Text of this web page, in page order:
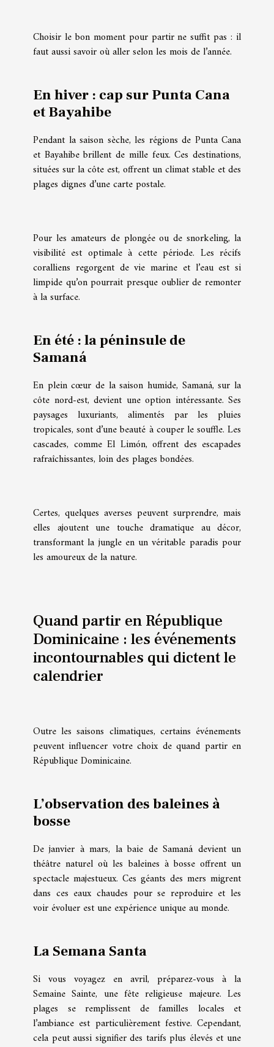
Choisir le bon moment pour partir ne suffit pas : il
faut aussi savoir où aller selon les mois de l’année.
En hiver : cap sur Punta Cana
et Bayahibe
Pendant la saison sèche, les régions de Punta Cana
et Bayahibe brillent de mille feux. Ces destinations,
situées sur la côte est, offrent un climat stable et des
plages dignes d’une carte postale.
Pour les amateurs de plongée ou de snorkeling, la
visibilité est optimale à cette période. Les récifs
coralliens regorgent de vie marine et l’eau est si
limpide qu’on pourrait presque oublier de remonter
à la surface.
En été : la péninsule de
Samaná
En plein cœur de la saison humide, Samaná, sur la
côte nord-est, devient une option intéressante. Ses
paysages luxuriants, alimentés par les pluies
tropicales, sont d’une beauté à couper le souffle. Les
cascades, comme El Limón, offrent des escapades
rafraîchissantes, loin des plages bondées.
Certes, quelques averses peuvent surprendre, mais
elles ajoutent une touche dramatique au décor,
transformant la jungle en un véritable paradis pour
les amoureux de la nature.
Quand partir en République
Dominicaine : les événements
incontournables qui dictent le
calendrier
Outre les saisons climatiques, certains événements
peuvent influencer votre choix de quand partir en
République Dominicaine.
L’observation des baleines à
bosse
De janvier à mars, la baie de Samaná devient un
théâtre naturel où les baleines à bosse offrent un
spectacle majestueux. Ces géants des mers migrent
dans ces eaux chaudes pour se reproduire et les
voir évoluer est une expérience unique au monde.
La Semana Santa
Si vous voyagez en avril, préparez-vous à la
Semaine Sainte, une fête religieuse majeure. Les
plages se remplissent de familles locales et
l’ambiance est particulièrement festive. Cependant,
cela peut aussi signifier des tarifs plus élevés et une